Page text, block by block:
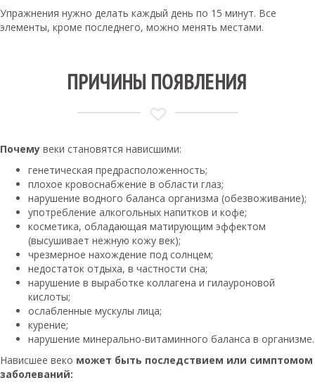
Упражнения нужно делать каждый день по 15 минут. Все
элементы, кроме последнего, можно менять местами.
ПРИЧИНЫ ПОЯВЛЕНИЯ
Почему веки становятся нависшими:
генетическая предрасположенность;
плохое кровоснабжение в области глаз;
нарушение водного баланса организма (обезвоживание);
употребление алкогольных напитков и кофе;
косметика, обладающая матирующим эффектом
(высушивает нежную кожу век);
чрезмерное нахождение под солнцем;
недостаток отдыха, в частности сна;
нарушение в выработке коллагена и гилауроновой
кислоты;
ослабленные мускулы лица;
курение;
нарушение минерально-витаминного баланса в организме.
Нависшее веко может быть последствием или симптомом
заболеваний: